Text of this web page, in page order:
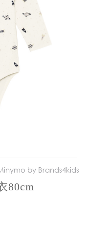
by Brands4kids
80cm